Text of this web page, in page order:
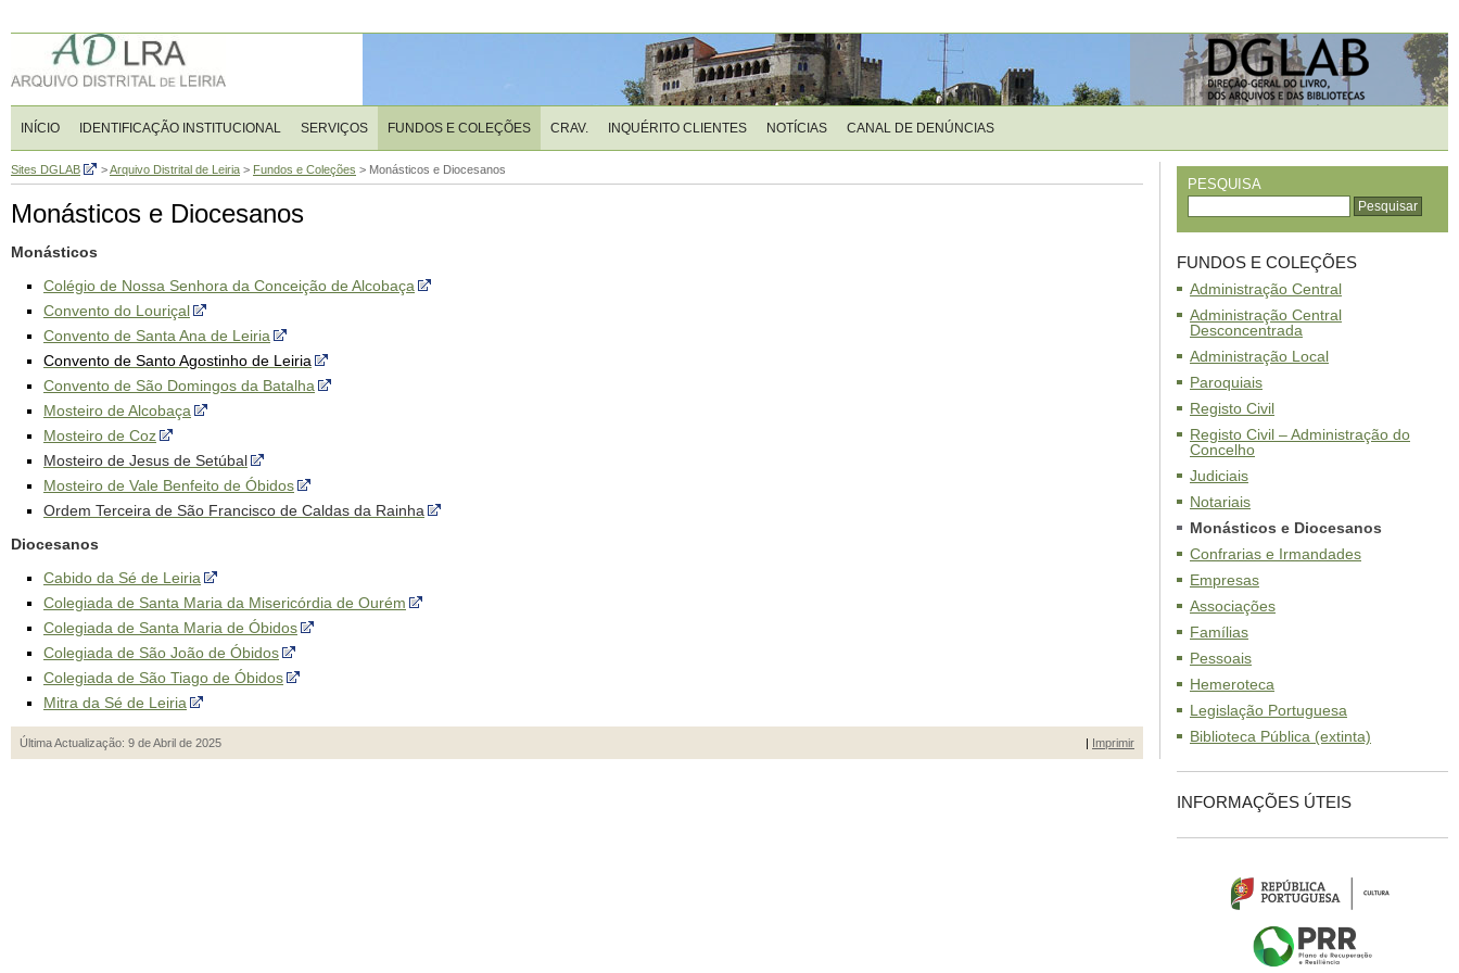
INÍCIO IDENTIFICAÇÃO INSTITUCIONAL SERVIÇOS FUNDOS E COLEÇÕES CRAV. INQUÉRITO CLIENTES NOTÍCIAS CANAL DE DENÚNCIAS
Sites DGLAB >Arquivo Distrital de Leiria > Fundos e Coleções > Monásticos e Diocesanos
Monásticos e Diocesanos
Monásticos
Colégio de Nossa Senhora da Conceição de Alcobaça
Convento do Louriçal
Convento de Santa Ana de Leiria
Convento de Santo Agostinho de Leiria
Convento de São Domingos da Batalha
Mosteiro de Alcobaça
Mosteiro de Coz
Mosteiro de Jesus de Setúbal
Mosteiro de Vale Benfeito de Óbidos
Ordem Terceira de São Francisco de Caldas da Rainha
Diocesanos
Cabido da Sé de Leiria
Colegiada de Santa Maria da Misericórdia de Ourém
Colegiada de Santa Maria de Óbidos
Colegiada de São João de Óbidos
Colegiada de São Tiago de Óbidos
Mitra da Sé de Leiria
Última Actualização: 9 de Abril de 2025 | Imprimir
PESQUISA
FUNDOS E COLEÇÕES
Administração Central
Administração Central
Desconcentrada
Administração Local
Paroquiais
Registo Civil
Registo Civil – Administração do
Concelho
Judiciais
Notariais
Monásticos e Diocesanos
Confrarias e Irmandades
Empresas
Associações
Famílias
Pessoais
Hemeroteca
Legislação Portuguesa
Biblioteca Pública (extinta)
INFORMAÇÕES ÚTEIS